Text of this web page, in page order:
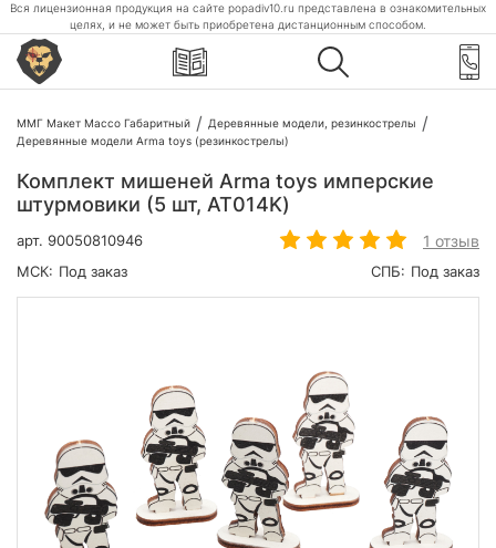
Вся лицензионная продукция на сайте popadiv10.ru представлена в ознакомительных
целях, и не может быть приобретена дистанционным способом.
ММГ Макет Массо Габаритный
Деревянные модели, резинкострелы
Деревянные модели Arma toys (резинкострелы)
Комплект мишеней Arma toys имперские
штурмовики (5 шт, AT014K)
арт. 90050810946 1 отзыв
МСК: Под заказ СПБ: Под заказ